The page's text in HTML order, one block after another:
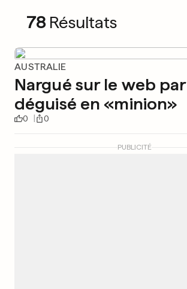
78 Résultats
AUSTRALIE
Nargué sur le web
déguisé en «minion»
0 0
PUBLICITÉ